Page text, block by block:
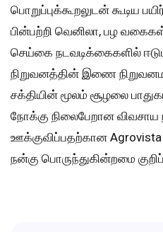
பொறுப்புக்கூறலுடன் கூடிய
பின்பற்றி வெனிலா, பழ
செய்கை நடவடிக்கைகளில்
நிறுவனத்தின் இணை
சக்தியின் மூலம் சூழலை
நோக்கு நிலைபேறான
ஊக்குவிப்பதற்கான
நன்கு பொருந்துகின்றமை